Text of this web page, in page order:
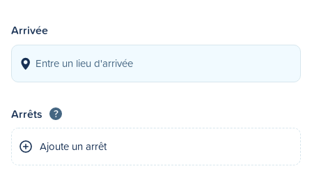
Arrivée
Arrêts ?
Ajoute un arrêt